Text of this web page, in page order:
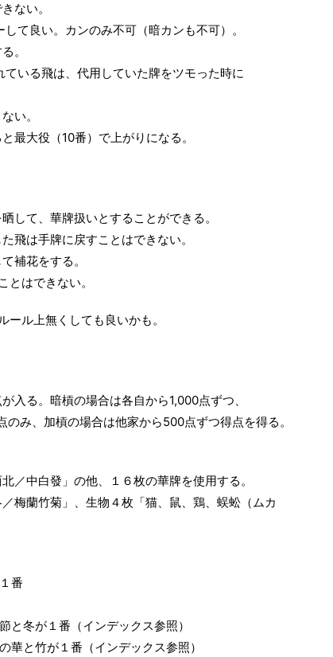
ない。
て良い。カンのみ不可（暗カンも不可）。
。
ている飛は、代用していた牌をツモった時に
い。
最大役（10番）で上がりになる。
して、華牌扱いとすることができる。
飛は手牌に戻すことはできない。
補花をする。
とはできない。
ル上無くしても良いかも。
入る。暗槓の場合は各自から1,000点ずつ、
み、加槓の場合は他家から500点ずつ得点を得る。
／中白發」の他、１６枚の華牌を使用する。
梅蘭竹菊」、生物４枚「猫、鼠、鶏、蜈蚣（ムカ
番
冬が１番（インデックス参照）
と竹が１番（インデックス参照）